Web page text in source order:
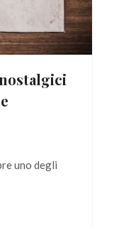
uno degli